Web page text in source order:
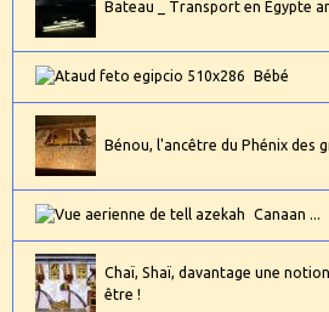
Bateau _ Transport en Égypte
Bébé
Bénou, l'ancêtre du Phénix des
Canaan ...
Chaï, Shaï, davantage une
être !